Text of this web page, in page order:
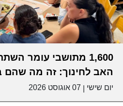
1,600 מתושבי עומר
האב לחינוך: זה מה שהם
יום שישי 07 אוגוסט 2026